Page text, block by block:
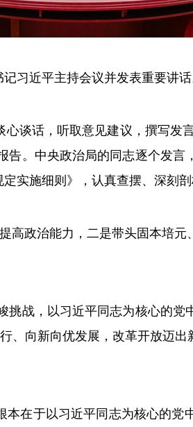
习近平主持会议并发表重要讲
话，听取意见建议，撰写发
。中央政治局的同志逐个发
实施细则》，认真查摆、深刻
政治能力，二是带头固本培元
，以习近平同志为核心的党
、向新向优发展，改革开放迈
于以习近平同志为核心的党